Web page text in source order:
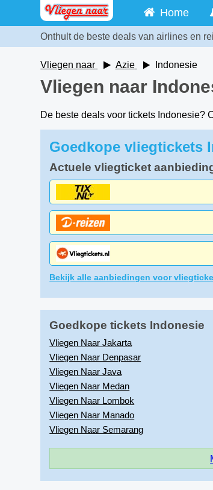
Home
Onthult de beste deals van airlines en
Vliegen naar Azie Indonesie
Vliegen naar
De beste deals voor tickets Indonesie?
Goedkope vliegtickets
Actuele vliegticket
Bekijk alle aanbiedingen voor
Goedkope tickets Indonesie
Vliegen Naar Jakarta
Vliegen Naar Denpasar
Vliegen Naar Java
Vliegen Naar Medan
Vliegen Naar Lombok
Vliegen Naar Manado
Vliegen Naar Semarang